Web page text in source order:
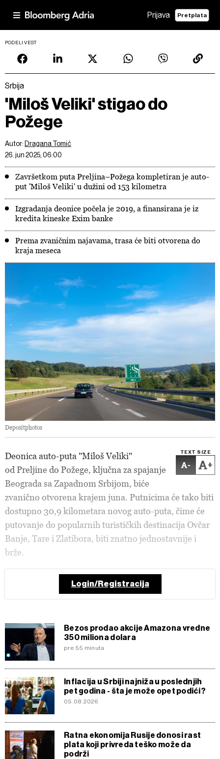
Prijava Pretplata
PODELI VEST
Srbija
'Miloš Veliki' stigao do
Požege
Autor: Dragana Tomić
26. jun 2025, 06:00
Završetkom puta Preljina–Požega kompletiran je auto-
put 'Miloš Veliki' u dužini od 153 kilometra
Izgradanja deonice počela je 2019, a finansirana je iz
kredita kineske Exim banke
Prema zvaničnim najavama, trasa će biti otvorena do
kraja meseca
Depositphotos
TEXT SIZE
- +
Deonica auto-puta "Miloš Veliki"
od Preljine do Požege, ključna za spajanje
Beograda sa Zapadnom Srbijom, biće
zvanično otvorena krajem juna. Putnicima će tako biti
dostupno 30,9 kilometara novog auto-puta, čime će
putovanje do popularnih turističkih destinacija Ovčar
Banje, Tare i Zlatibora, biti znatno jednostavnije i
brže.
Login/Registracija
Bezos prodao akcije Amazona vredne
350 miliona dolara
pre 55 minuta
Inflacija u Srbiji najniža u poslednjih
pet godina - šta je može opet podići?
05.08.2026
Ratna ekonomija Rusije donosi rast
plata koji privreda teško može da
podrži